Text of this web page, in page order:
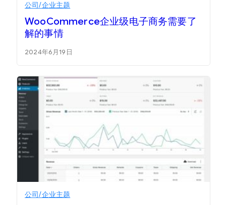
公司/企业主题
WooCommerce企业级电子商务需要了
解的事情
2024年6月19日
公司/企业主题